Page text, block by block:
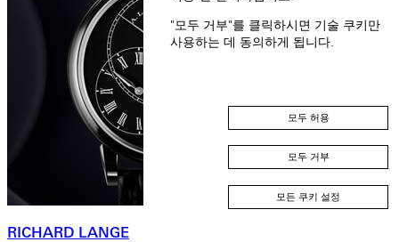
RICHARD LANGE
"모두 거부"를 클릭하시면 기술 쿠키만
사용하는 데 동의하게 됩니다.
모두 허용
모두 거부
모든 쿠키 설정